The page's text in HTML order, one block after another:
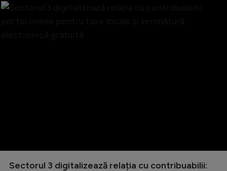
Sectorul 3 digitalizează relația cu contribuabilii: